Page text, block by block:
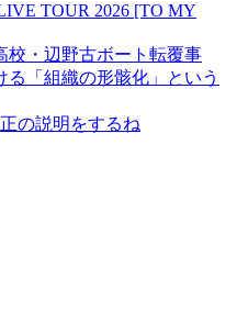
TOUR 2026 [TO MY
校・辺野古ボート転覆事
「組織の形骸化」という
の説明をするね